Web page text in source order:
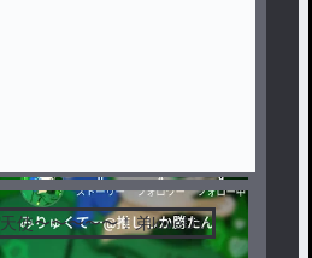
天使〜〜〜〜〜！弟loveU☆